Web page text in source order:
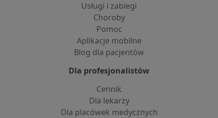
Usługi i zabiegi
Choroby
Pomoc
Aplikacje mobilne
Blog dla pacjentów
Dla profesjonalistów
Cennik
Dla lekarzy
Dla placówek medycznych